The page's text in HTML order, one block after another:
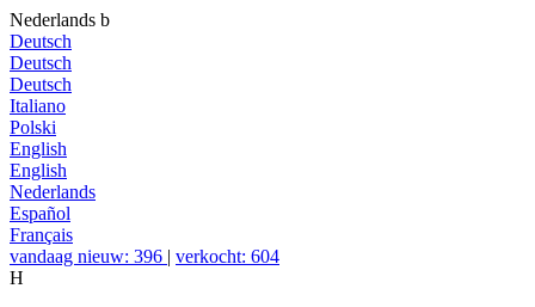
Nederlands b
Deutsch
Deutsch
Deutsch
Italiano
Polski
English
English
Nederlands
Español
Français
vandaag nieuw: 396 | verkocht: 604
H